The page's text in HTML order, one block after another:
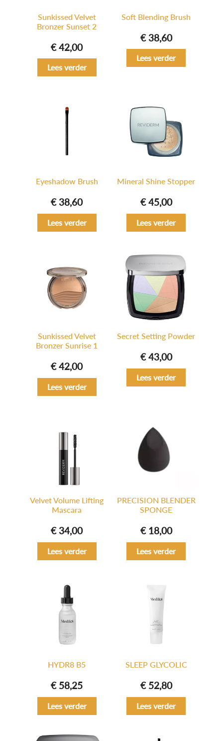
Sunkissed Velvet
Bronzer Sunset 2
€42,00
Lees verder
Soft Blending Brush
€38,60
Lees verder
Eyeshadow Brush
€38,60
Lees verder
Mineral Shine Stopper
€45,00
Lees verder
Sunkissed Velvet
Bronzer Sunrise 1
€42,00
Lees verder
Secret Setting Powder
€43,00
Lees verder
Velvet Volume Lifting
Mascara
€34,00
Lees verder
PRECISION BLENDER
SPONGE
€18,00
Lees verder
HYDR8 B5
€58,25
Lees verder
SLEEP GLYCOLIC
€52,80
Lees verder